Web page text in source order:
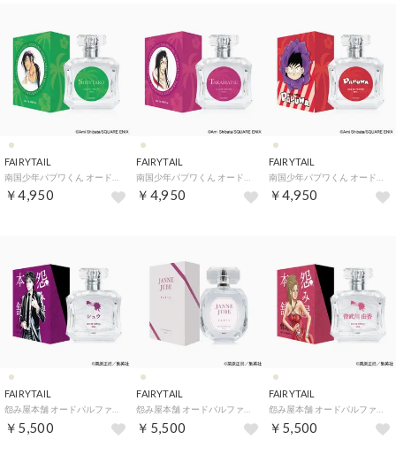
FAIRYTAIL
￥4,950
FAIRYTAIL
￥4,950
FAIRYTAIL
￥4,950
FAIRYTAIL
￥5,500
FAIRYTAIL
￥5,500
FAIRYTAIL
￥5,500